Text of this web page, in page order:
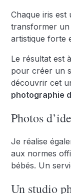
Chaque iris est
transformer un
artistique forte
Le résultat est
pour créer un
découvrir cet
photographie
Photos
Je réalise
aux normes
bébés. Un
Un studio